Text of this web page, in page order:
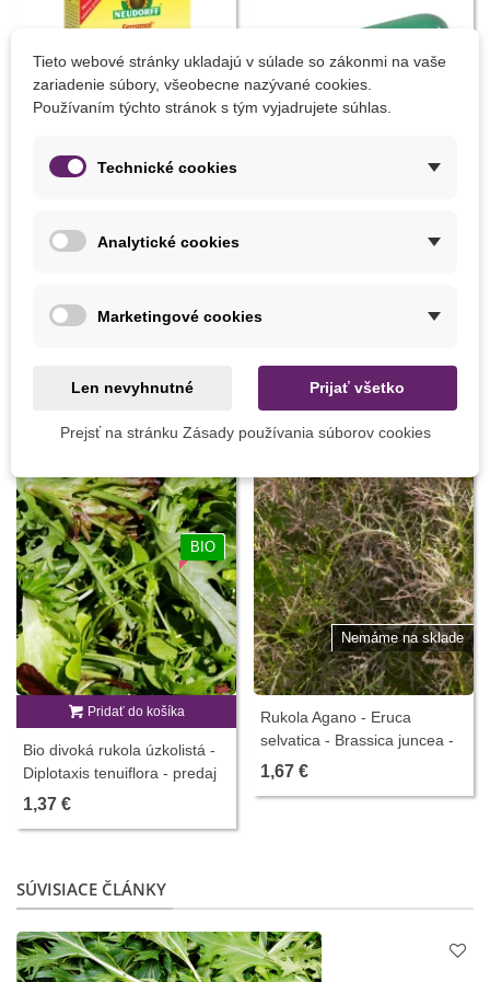
8,07 € 12,48 €
8 INÝCH PRODUKTOV V TEJ ISTEJ KATEGÓRII:
BIO
Pridať do košíka
Bio divoká rukola úzkolistá -
Diplotaxis tenuiflora - predaj
bio semien - 250 ks
1,37 €
Nemáme na sklade
Rukola Agano - Eruca
selvatica - Brassica juncea -
150 ks
1,67 €
SÚVISIACE ČLÁNKY
Tieto webové stránky ukladajú v súlade so zákonmi na vaše
zariadenie súbory, všeobecne nazývané cookies.
Používaním týchto stránok s tým vyjadrujete súhlas.
Technické cookies
Analytické cookies
Marketingové cookies
Len nevyhnutné Prijať všetko
Prejsť na stránku Zásady používania súborov cookies